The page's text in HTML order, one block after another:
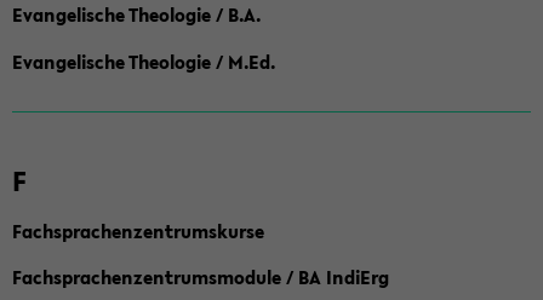
Evangelische Theologie / B.A.
Evangelische Theologie / M.Ed.
F
Fachsprachenzentrumskurse
Fachsprachenzentrumsmodule / BA IndiErg